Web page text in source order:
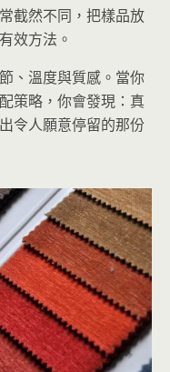
截然不同，把樣品放
效方法。
、溫度與質感。當你
策略，你會發現：真
令人願意停留的那份